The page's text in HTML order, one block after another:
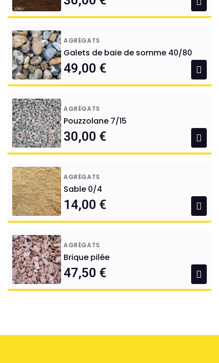
AGRÉGATS
Galets de baie de somme 40/80
49,00 €
AGRÉGATS
Pouzzolane 7/15
30,00 €
AGRÉGATS
Sable 0/4
14,00 €
AGRÉGATS
Brique pilée
47,50 €